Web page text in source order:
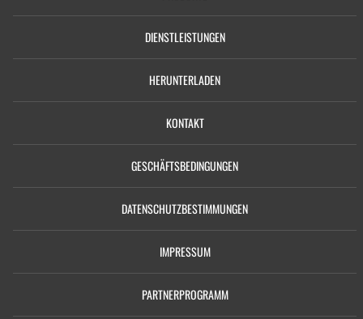
DIENSTLEISTUNGEN
HERUNTERLADEN
KONTAKT
GESCHÄFTSBEDINGUNGEN
DATENSCHUTZBESTIMMUNGEN
IMPRESSUM
PARTNERPROGRAMM